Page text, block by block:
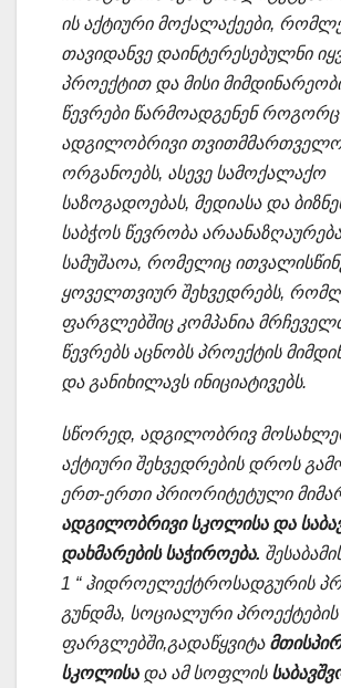
ის აქტიური მოქალაქეები,
თავიდანვე დაინტერესებულნი
პროექტით და მისი
წევრები წარმოადგენენ როგორც
ადგილობრივი
ორგანოებს, ასევე სამოქალაქო
საზოგადოებას, მედიასა და
საბჭოს წევრობა
სამუშაოა, რომელიც
ყოველთვიურ შეხვედრებს,
ფარგლებშიც კომპანია
წევრებს აცნობს პროექტის
და განიხილავს ინიციატივებს.
სწორედ, ადგილობრივ
აქტიური შეხვედრების დროს
ერთ-ერთი პრიორიტეტული
ადგილობრივი სკოლისა და
დახმარების საჭიროება.
1 “ ჰიდროელექტროსადგურის
გუნდმა, სოციალური პროექტების
ფარგლებში,გადაწყვიტა
სკოლისადა ამ სოფლის